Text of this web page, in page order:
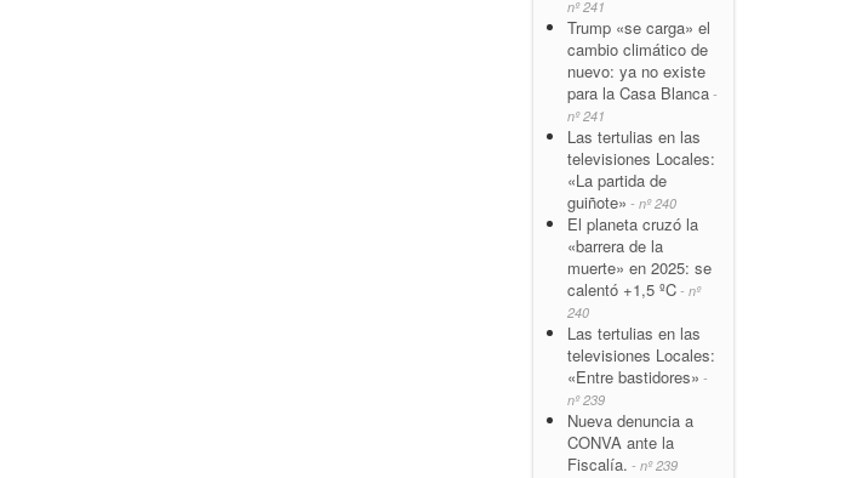
nº 241
Trump «se carga» el
cambio climático de
nuevo: ya no existe
para la Casa Blanca -
nº 241
Las tertulias en las
televisiones Locales:
«La partida de
guiñote» - nº 240
El planeta cruzó la
«barrera de la
muerte» en 2025: se
calentó +1,5 ºC - nº
240
Las tertulias en las
televisiones Locales:
«Entre bastidores» -
nº 239
Nueva denuncia a
CONVA ante la
Fiscalía. - nº 239